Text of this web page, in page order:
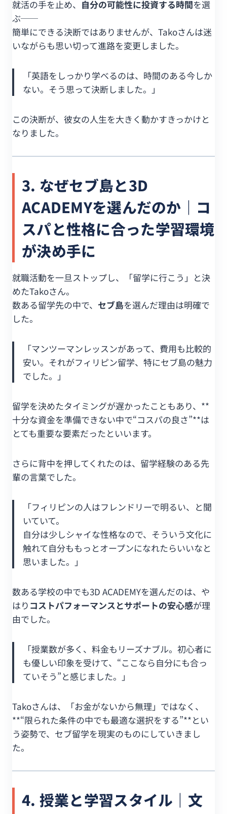
就活の手を止め、 自分の可能性に投資する時間を選
ぶ──
簡単にできる決断ではありませんが、Takoさんは迷
いながらも思い切って進路を変更しました。
「英語をしっかり学べるのは、時間のある今しか
ない。そう思って決断しました。」
この決断が、彼女の人生を大きく動かすきっかけと
なりました。
3. なぜセブ島と3D
ACADEMYを選んだのか｜コ
スパと性格に合った学習環境
が決め手に
就職活動を一旦ストップし、「留学に行こう」と決
めたTakoさん。
数ある留学先の中で、 セブ島を選んだ理由は明確で
した。
「マンツーマンレッスンがあって、費用も比較的
安い。それがフィリピン留学、特にセブ島の魅力
でした。」
留学を決めたタイミングが遅かったこともあり、**
十分な資金を準備できない中で“コスパの良さ”**は
とても重要な要素だったといいます。
さらに背中を押してくれたのは、留学経験のある先
輩の言葉でした。
「フィリピンの人はフレンドリーで明るい、と聞
いていて。
自分は少しシャイな性格なので、そういう文化に
触れて自分ももっとオープンになれたらいいなと
思いました。」
数ある学校の中でも3D ACADEMYを選んだのは、や
はり コストパフォーマンスとサポートの安心感が理
由でした。
「授業数が多く、料金もリーズナブル。初心者に
も優しい印象を受けて、“ここなら自分にも合っ
ていそう”と感じました。」
Takoさんは、「お金がないから無理」ではなく、
**“限られた条件の中でも最適な選択をする”**とい
う姿勢で、セブ留学を現実のものにしていきまし
た。
4. 授業と学習スタイル｜文